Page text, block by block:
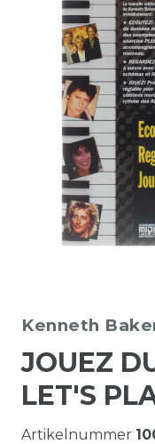
Kenneth
JOUEZ
LET'S
Artikelnummer